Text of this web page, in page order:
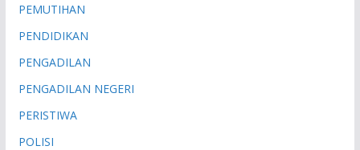
PEMUTIHAN
PENDIDIKAN
PENGADILAN
PENGADILAN NEGERI
PERISTIWA
POLISI